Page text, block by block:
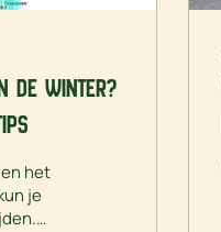
de winter?
het
je